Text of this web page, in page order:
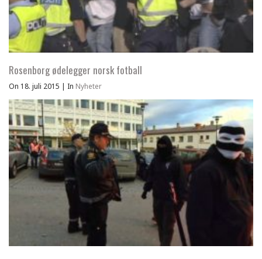
Rosenborg ødelegger norsk fotball
On 18. juli 2015 | In Nyheter